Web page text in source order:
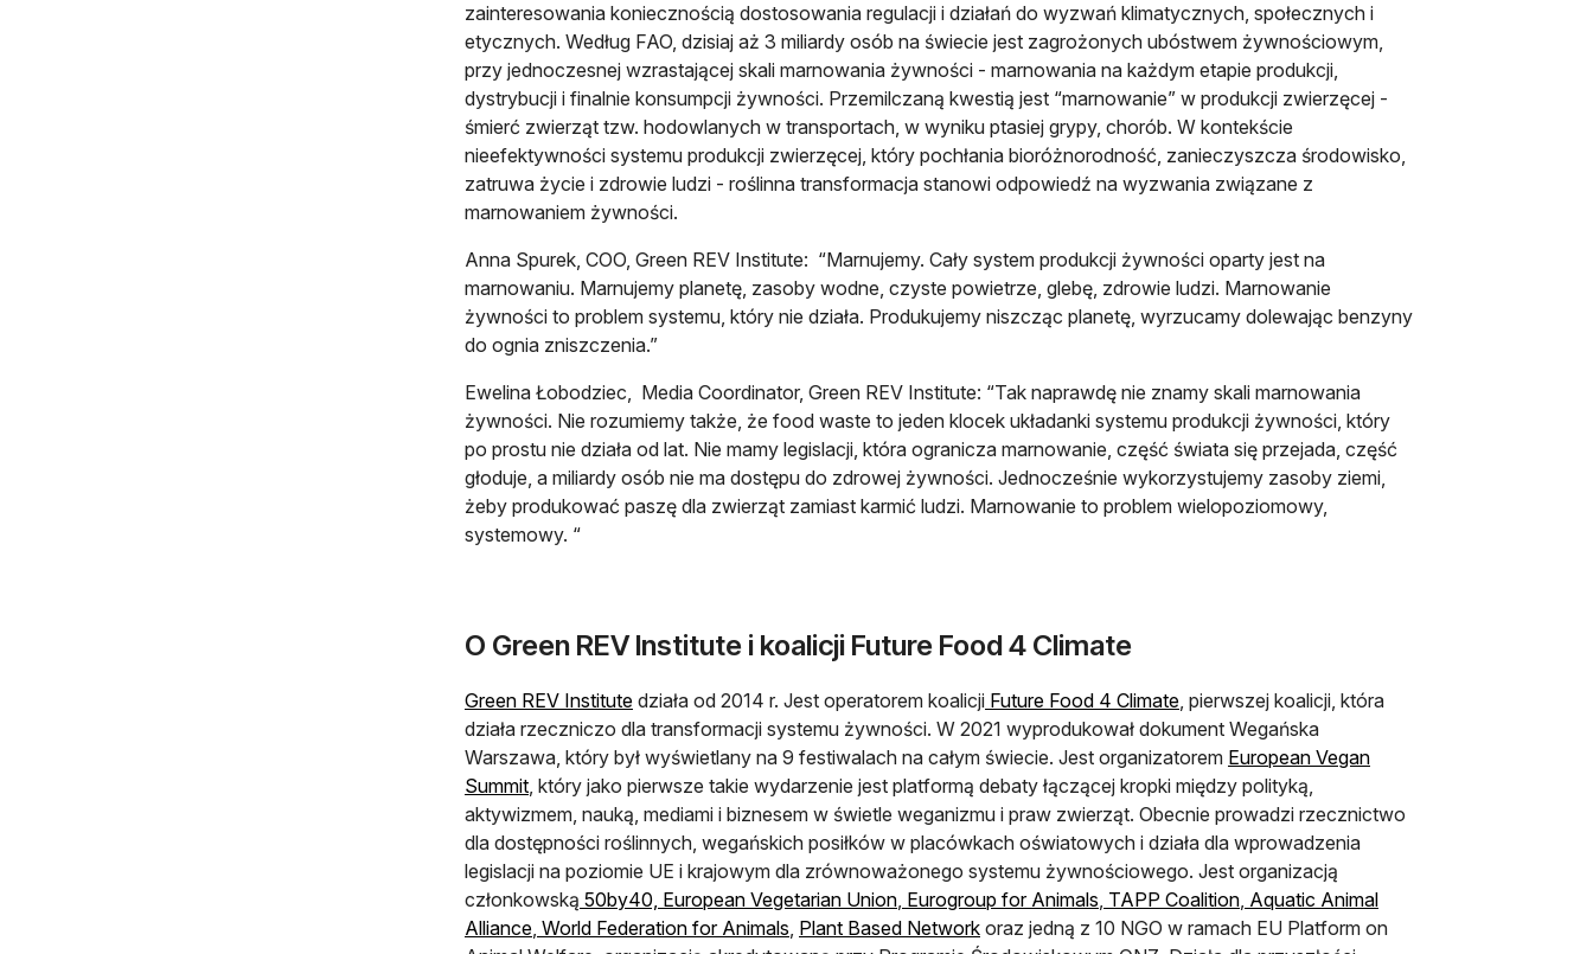
zainteresowania koniecznością dostosowania regulacji i działań do wyzwań klimatycznych, społecznych i
etycznych. Według FAO, dzisiaj aż 3 miliardy osób na świecie jest zagrożonych ubóstwem żywnościowym,
przy jednoczesnej wzrastającej skali marnowania żywności - marnowania na każdym etapie produkcji,
dystrybucji i finalnie konsumpcji żywności. Przemilczaną kwestią jest “marnowanie” w produkcji zwierzęcej -
śmierć zwierząt tzw. hodowlanych w transportach, w wyniku ptasiej grypy, chorób. W kontekście
nieefektywności systemu produkcji zwierzęcej, który pochłania bioróżnorodność, zanieczyszcza środowisko,
zatruwa życie i zdrowie ludzi - roślinna transformacja stanowi odpowiedź na wyzwania związane z
marnowaniem żywności.
Anna Spurek, COO, Green REV Institute: “Marnujemy. Cały system produkcji żywności oparty jest na
marnowaniu. Marnujemy planetę, zasoby wodne, czyste powietrze, glebę, zdrowie ludzi. Marnowanie
żywności to problem systemu, który nie działa. Produkujemy niszcząc planetę, wyrzucamy dolewając benzyny
do ognia zniszczenia.”
Ewelina Łobodziec, Media Coordinator, Green REV Institute: “Tak naprawdę nie znamy skali marnowania
żywności. Nie rozumiemy także, że food waste to jeden klocek układanki systemu produkcji żywności, który
po prostu nie działa od lat. Nie mamy legislacji, która ogranicza marnowanie, część świata się przejada, część
głoduje, a miliardy osób nie ma dostępu do zdrowej żywności. Jednocześnie wykorzystujemy zasoby ziemi,
żeby produkować paszę dla zwierząt zamiast karmić ludzi. Marnowanie to problem wielopoziomowy,
systemowy. “
O Green REV Institute i koalicji Future Food 4 Climate
Green REV Instituteotwiera się w nowej karcie
działa od 2014 r. Jest operatorem koalicji Future Food 4 Climateotwiera się w nowej karcie
, pierwszej koalicji, która
działa rzeczniczo dla transformacji systemu żywności. W 2021 wyprodukował dokument Wegańska
Warszawa, który był wyświetlany na 9 festiwalach na całym świecie. Jest organizatorem European Vegan
Summitotwiera się w nowej karcie
, który jako pierwsze takie wydarzenie jest platformą debaty łączącej kropki między polityką,
aktywizmem, nauką, mediami i biznesem w świetle weganizmu i praw zwierząt. Obecnie prowadzi rzecznictwo
dla dostępności roślinnych, wegańskich posiłków w placówkach oświatowych i działa dla wprowadzenia
legislacji na poziomie UE i krajowym dla zrównoważonego systemu żywnościowego. Jest organizacją
członkowską 50by40, otwiera się w nowej karcie
European Vegetarian Unionotwiera się w nowej karcie
, Eurogroup for Animals otwiera się w nowej karcie
, TAPP Coalitionotwiera się w nowej karcie
, Aquatic Animal
Allianceotwiera się w nowej karcie
, World Federation for Animals otwiera się w nowej karcie
, Plant Based Networkotwiera się w nowej karcie
oraz jedną z 10 NGO w ramach EU Platform on